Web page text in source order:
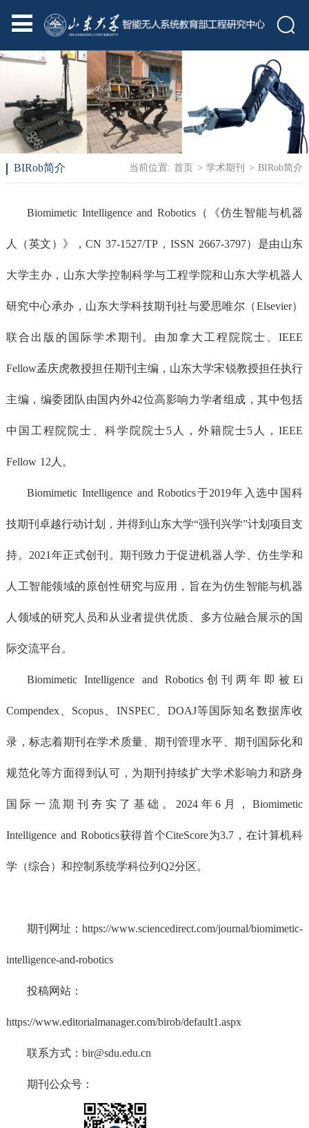
BIRob简介 当前位置:首页 >学术期刊 >BIRob简介
Biomimetic Intelligence and Robotics（《仿生智能与机器
人（英文）》，CN 37-1527/TP，ISSN 2667-3797）是由山东
大学主办，山东大学控制科学与工程学院和山东大学机器人
研究中心承办，山东大学科技期刊社与爱思唯尔（Elsevier）
联合出版的国际学术期刊。由加拿大工程院院士、IEEE
Fellow孟庆虎教授担任期刊主编，山东大学宋锐教授担任执行
主编，编委团队由国内外42位高影响力学者组成，其中包括
中国工程院院士、科学院院士5人，外籍院士5人，IEEE
Fellow 12人。
Biomimetic Intelligence and Robotics于2019年入选中国科
技期刊卓越行动计划，并得到山东大学“强刊兴学”计划项目支
持。2021年正式创刊。期刊致力于促进机器人学、仿生学和
人工智能领域的原创性研究与应用，旨在为仿生智能与机器
人领域的研究人员和从业者提供优质、多方位融合展示的国
际交流平台。
Biomimetic Intelligence and Robotics创刊两年即被Ei
Compendex、Scopus、INSPEC、DOAJ等国际知名数据库收
录，标志着期刊在学术质量、期刊管理水平、期刊国际化和
规范化等方面得到认可，为期刊持续扩大学术影响力和跻身
国际一流期刊夯实了基础。2024年6月，Biomimetic
Intelligence and Robotics获得首个CiteScore为3.7，在计算机科
学（综合）和控制系统学科位列Q2分区。
期刊网址：https://www.sciencedirect.com/journal/biomimetic-
intelligence-and-robotics
投稿网站：
https://www.editorialmanager.com/birob/default1.aspx
联系方式：bir@sdu.edu.cn
期刊公众号：